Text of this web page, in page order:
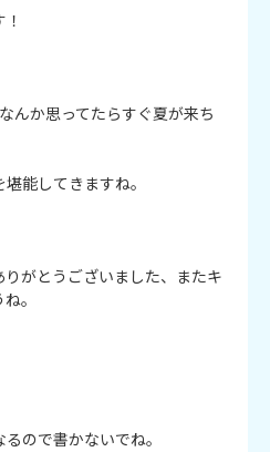
んか思ってたらすぐ夏が来ち
能してきますね。
がとうございました、またキ
。
ので書かないでね。